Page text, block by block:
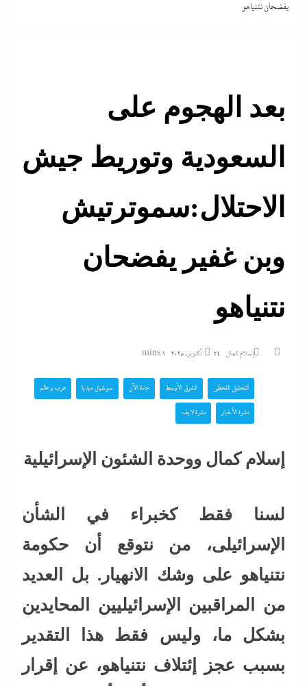
يفضحان نتنياهو
بعد الهجوم على
السعودية وتوريط جيش
الاحتلال:سموترتيش
وبن غفير يفضحان
نتنياهو
إسلام كمال 24 أكتوبر، 2025 1 mins
التحليل اللحظي الشرق الأوسط جاءنا الآن سوشيال ميديا عرب و عالم
نشرة الأخبار نشرة لايف
إسلام كمال ووحدة الشئون الإسرائيلية
لسنا فقط كخبراء في الشأن
الإسرائيلى، من نتوقع أن حكومة
نتنياهو على وشك الانهيار. بل العديد
من المراقبين الإسرائيليين المحايدين
بشكل ما، وليس فقط هذا التقدير
بسبب عجز إئتلاف نتنياهو، عن إقرار